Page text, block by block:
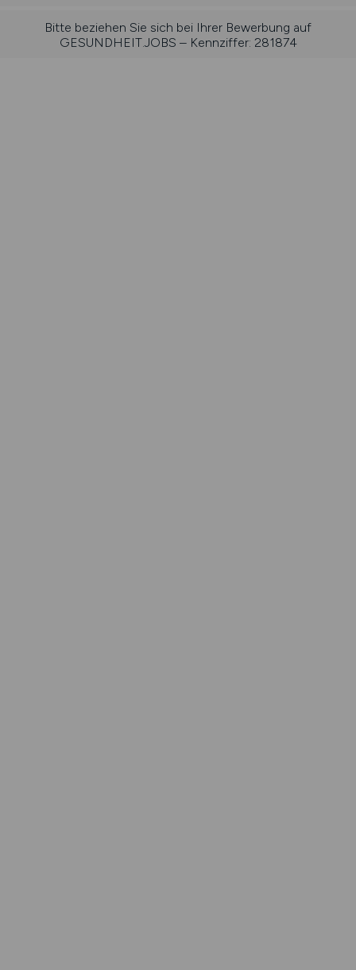
Bitte beziehen Sie sich bei Ihrer Bewerbung auf
GESUNDHEIT.JOBS – Kennziffer: 281874